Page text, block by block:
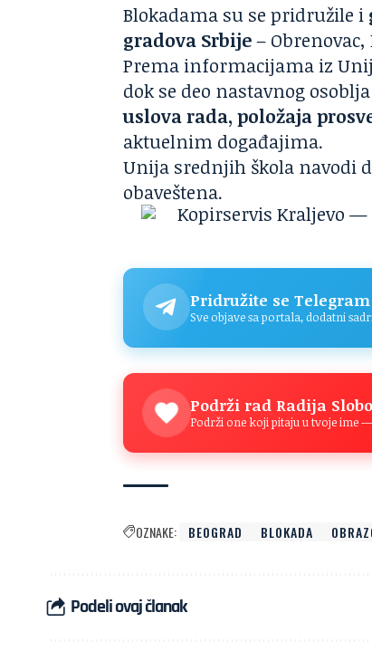
Blokadama su se pridružile i
gradova Srbije– Obrenovac,
Prema informacijama iz
dok se deo nastavnog
uslova rada, položaja
aktuelnim događajima.
Unija srednjih škola navodi
obaveštena.
Pridružite se
Sve objave sa portala, dodatni
Podrži rad Radija
Podrži one koji pitaju u tvoje ime
OZNAKE: BEOGRAD BLOKADA
Podeli ovaj članak